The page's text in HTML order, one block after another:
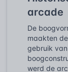
arcade
De
maakten
gebruik
werd de